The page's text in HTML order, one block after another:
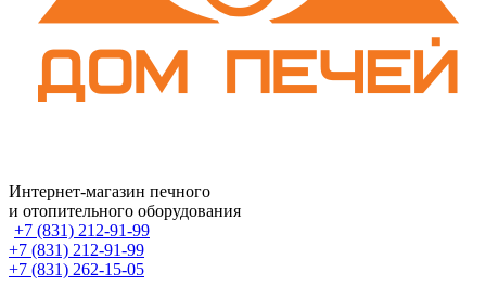
Интернет-магазин печного
и отопительного оборудования
+7 (831) 212-91-99
+7 (831) 212-91-99
+7 (831) 262-15-05